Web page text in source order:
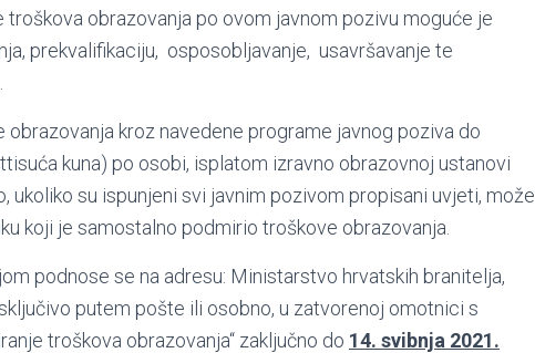
obrazovanja po ovom javnom pozivu moguće je
prekvalifikaciju, osposobljavanje, usavršavanje te
kroz navedene programe javnog poziva do
kuna) po osobi, isplatom izravno obrazovnoj ustanovi
ukoliko su ispunjeni svi javnim pozivom propisani uvjeti, može
koji je samostalno podmirio troškove obrazovanja.
podnose se na adresu: Ministarstvo hrvatskih branitelja,
putem pošte ili osobno, u zatvorenoj omotnici s
troškova obrazovanja“ zaključno do 14. svibnja 2021.